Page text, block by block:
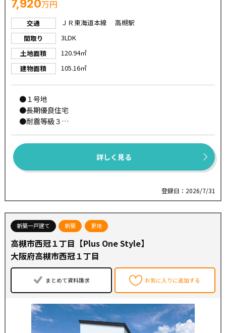
7,920万円
交通
ＪＲ東海道本線 高槻駅
間取り
3LDK
土地面積
120.94㎡
建物面積
105.16㎡
●１号地
●長期優良住宅
●耐震等級３
●太陽光発電標準装備
●断熱等級５
●一次エネルギー消費量等級６
●現地ご案内可能です♪
●フレンドマート高槻美しが丘店・・・徒歩８分
●セブンイレブン・・・徒歩１２分
●ウエルシア・・・徒歩１３分
●奥天神二丁目やまぶき児童遊園・・・徒歩５分
◆芝谷中学校
詳しく見る
登録日：2026/7/31
新築一戸建て 新築 更地
高槻市西冠１丁目【Plus One Style】
大阪府高槻市西冠１丁目
まとめて資料請求 お気に入りに追加する